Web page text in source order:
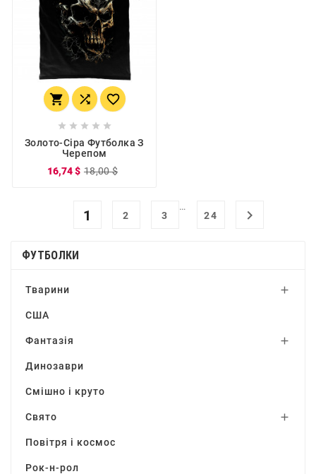
  
    
Золото-Сіра Футболка З
Черепом
16,74 $ 18,00 $
1 2 3
…
24

ФУТБОЛКИ
Тварини 
США
Фантазія 
Динозаври
Смішно і круто
Свято 
Повітря і космос
Рок-н-рол